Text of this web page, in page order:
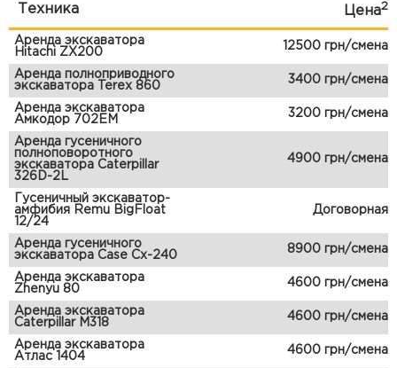
Техника Цена2
Аренда экскаватора
Hitachi ZX200
12500 грн/смена
Аренда полноприводного
экскаватора Terex 860
3400 грн/смена
Аренда экскаватора
Амкодор 702ЕМ
3200 грн/смена
Аренда гусеничного
полноповоротного
экскаватора Caterpillar
326D-2L
4900 грн/смена
Гусеничный экскаватор-
амфибия Remu BigFloat
12/24
Договорная
Аренда гусеничного
экскаватора Case Cx-240
8900 грн/смена
Аренда экскаватора
Zhenyu 80
4600 грн/смена
Аренда экскаватора
Caterpillar M318
4600 грн/смена
Аренда экскаватора
Атлас 1404
4600 грн/смена